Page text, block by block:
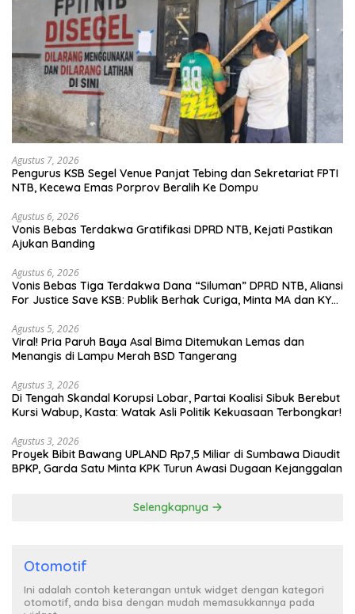
Agustus 7, 2026
Pengurus KSB Segel Venue Panjat Tebing dan Sekretariat FPTI
NTB, Kecewa Emas Porprov Beralih Ke Dompu
Agustus 6, 2026
Vonis Bebas Terdakwa Gratifikasi DPRD NTB, Kejati Pastikan
Ajukan Banding
Agustus 6, 2026
Vonis Bebas Tiga Terdakwa Dana “Siluman” DPRD NTB, Aliansi
For Justice Save KSB: Publik Berhak Curiga, Minta MA dan KY
Agustus 5, 2026
Viral! Pria Paruh Baya Asal Bima Ditemukan Lemas dan
Menangis di Lampu Merah BSD Tangerang
Agustus 3, 2026
Di Tengah Skandal Korupsi Lobar, Partai Koalisi Sibuk Berebut
Kursi Wabup, Kasta: Watak Asli Politik Kekuasaan Terbongkar!
Agustus 3, 2026
Proyek Bibit Bawang UPLAND Rp7,5 Miliar di Sumbawa Diaudit
BPKP, Garda Satu Minta KPK Turun Awasi Dugaan Kejanggalan
Selengkapnya
Otomotif
Ini adalah contoh keterangan untuk widget dengan kategori
otomotif, anda bisa dengan mudah memasukkannya pada